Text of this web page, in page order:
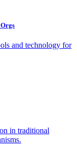
and technology for
in traditional